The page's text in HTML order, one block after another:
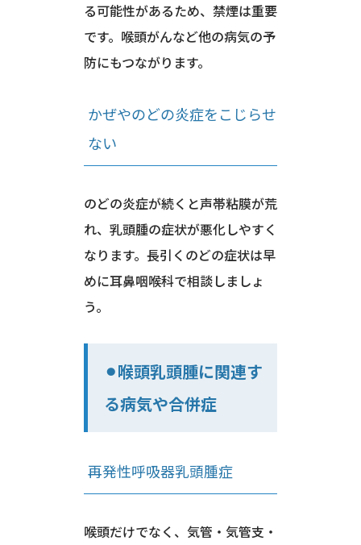
る可能性があるため、禁煙は重要
です。喉頭がんなど他の病気の予
防にもつながります。
かぜやのどの炎症をこじらせ
ない
のどの炎症が続くと声帯粘膜が荒
れ、乳頭腫の症状が悪化しやすく
なります。長引くのどの症状は早
めに耳鼻咽喉科で相談しましょ
う。
⚫︎喉頭乳頭腫に関連す
る病気や合併症
再発性呼吸器乳頭腫症
喉頭だけでなく、気管・気管支・